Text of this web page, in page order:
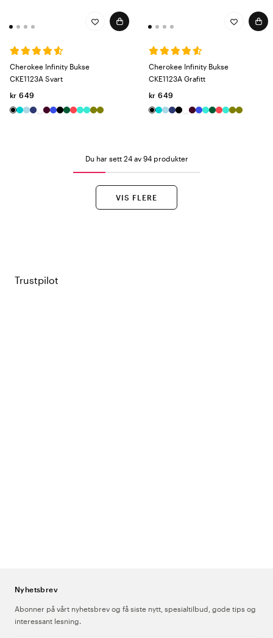
Cherokee Infinity Bukse
CKE1123A Svart
kr 649
Cherokee Infinity Bukse
CKE1123A Grafitt
kr 649
Du har sett 24 av 94 produkter
VIS FLERE
Trustpilot
Nyhetsbrev
Abonner på vårt nyhetsbrev og få siste nytt, spesialtilbud, gode tips og
interessant lesning.